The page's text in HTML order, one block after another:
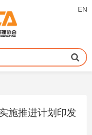
EN
施推进计划印发